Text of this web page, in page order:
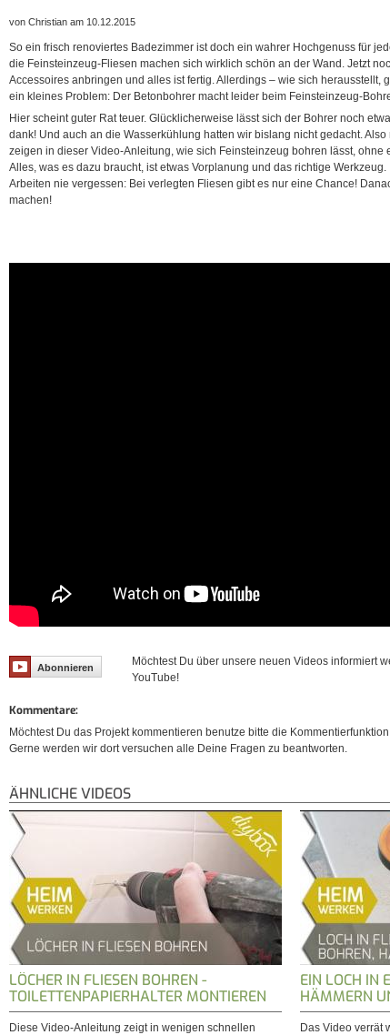
von Christian am 10.12.2015
So ein frisch renoviertes Badezimmer ist doch ein wahrer Hochgenuss für
die Feinsteinzeug-Fliesen machen sich wirklich schön an der Wand. Jetzt
Accessoires anbringen und alles ist fertig. Allerdings – wie sich herausstellt,
ein kleines Problem: Der Betonbohrer macht leider beim Feinsteinzeug-
Hier scheint guter Rat teuer. Glücklicherweise lässt sich der Bohrer noch
dank! Und auch an die Wasserkühlung hatten wir bislang nicht gedacht. Also
zeigen in dieser Video-Anleitung, wie sich Feinsteinzeug bohren lässt, ohne
Alles, was es dazu braucht, ist etwas Vorplanung und das richtige
Arbeiten nie vergessen: Bei verlegten Fliesen gibt es nur eine Chance!
machen!
Abonnieren
Möchtest Du über unsere neuen Videos informiert
YouTube!
Kommentare:
Möchtest Du das Projekt kommentieren benutze bitte die
Gerne werden wir dort versuchen alle Deine Fragen zu beantworten.
ÄHNLICHE VIDEOS
LÖCHER IN FLIESEN BOHREN -
TOILETTENPAPIERHALTER MONTIEREN
Diese Video-Anleitung zeigt in wenigen schnellen
EIN LOCH IN
HÄMMERN
Das Video verrät